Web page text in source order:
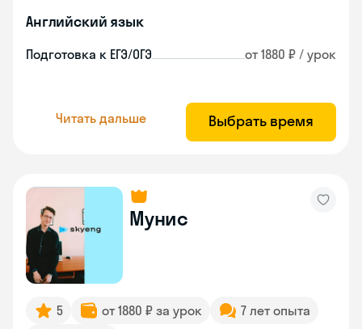
Английский язык
Подготовка к ЕГЭ/ОГЭ от 1880 ₽ / урок
Читать дальше Выбрать время
Мунис
5 от 1880 ₽ за урок
7 лет опыта